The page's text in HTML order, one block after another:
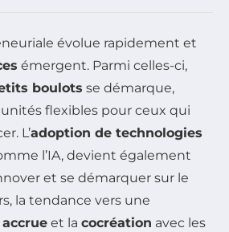
évolue rapidement et
émergent. Parmi celles-ci,
boulots se démarque,
flexibles pour ceux qui
L’adoption de technologies
l’IA, devient également
et se démarquer sur le
la tendance vers une
et la cocréation avec les